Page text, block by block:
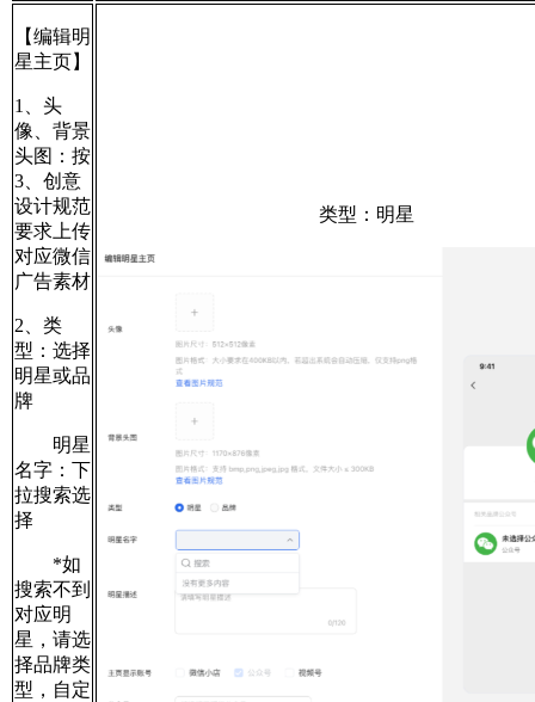
【编辑明
星主页】
1、头
像、背景
头图：按
3、创意
设计规范
要求上传
对应微信
广告素材
2、类
型：选择
明星或品
牌
明星
名字：下
拉搜索选
择
*如
搜索不到
对应明
星，请选
择品牌类
型，自定
类型：明星